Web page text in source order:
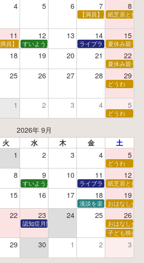
4 5 6 7 8
調べ学習ワークショップ 【満員】夏休み科学あ
紙芝居と折
11 12 13 14 15
満員】夏休みおはなし工作会
すいようえほん ライブラリーシアター
夏休み親子
18 19 20 21 22
交響楽団創立100年 夏休み親子
25 26 27 28 29
どうわ
わ～いおはなし会
1 2 3 4 5
どうわ
2026年 9月
火 水 木 金 土
1 2 3 4 5
どうわ
8 9 10 11 12
すいようえほん ライブラリーシアター
紙芝居と折
15 16 17 18 19
漫談を楽しむ会 ～漫談
おはなし会
22 23 24 25 26
を感じるクラシック
認知症月間 特別映画会「調査屋マオさんの恋
おはなし会
子ども映画会
29 30 1 2 3